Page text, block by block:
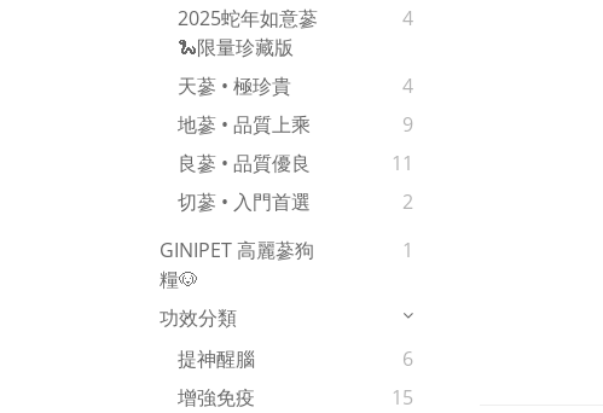
2025蛇年如意蔘
🐍限量珍藏版
4
天蔘 • 極珍貴
4
地蔘 • 品質上乘
9
良蔘 • 品質優良
11
切蔘 • 入門首選
2
GINIPET 高麗蔘狗
糧🐶
1
功效分類
提神醒腦
6
增強免疫
15